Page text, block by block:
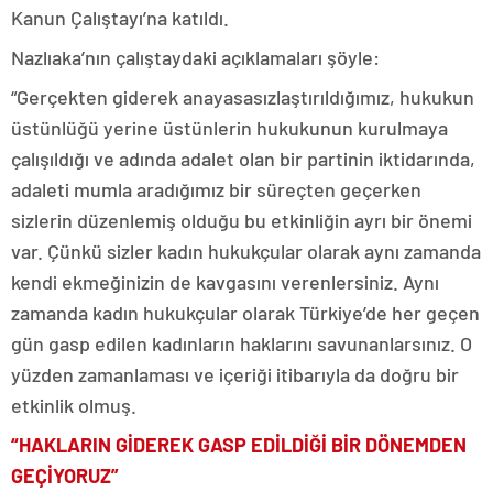
Kanun Çalıştayı’na katıldı.
Nazlıaka’nın çalıştaydaki açıklamaları şöyle:
“Gerçekten giderek anayasasızlaştırıldığımız, hukukun
üstünlüğü yerine üstünlerin hukukunun kurulmaya
çalışıldığı ve adında adalet olan bir partinin iktidarında,
adaleti mumla aradığımız bir süreçten geçerken
sizlerin düzenlemiş olduğu bu etkinliğin ayrı bir önemi
var. Çünkü sizler kadın hukukçular olarak aynı zamanda
kendi ekmeğinizin de kavgasını verenlersiniz. Aynı
zamanda kadın hukukçular olarak Türkiye’de her geçen
gün gasp edilen kadınların haklarını savunanlarsınız. O
yüzden zamanlaması ve içeriği itibarıyla da doğru bir
etkinlik olmuş.
“HAKLARIN GİDEREK GASP EDİLDİĞİ BİR DÖNEMDEN
GEÇİYORUZ”